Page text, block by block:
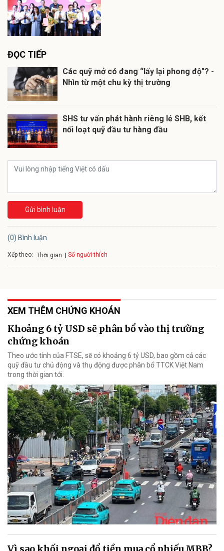
ĐỌC TIẾP
Các quỹ mở có đang “lấy lại phong độ"? -
Nhìn từ một chu kỳ thị trường
SHS tư vấn phát hành riêng lẻ SHB, kết
nối loạt quỹ đầu tư hàng đầu
Gửi bình luận
(0) Bình luận
Xếp theo: Thời gian Số người thích
XEM THÊM CHỨNG KHOÁN
Khoảng 6 tỷ USD sẽ phân bổ vào thị trường
chứng khoán
Theo ước tính của FTSE, sẽ có khoảng 6 tỷ USD, bao gồm cả các
quỹ đầu tư chủ động và thụ động được phân bổ TTCK Việt Nam
trong thời gian tới.